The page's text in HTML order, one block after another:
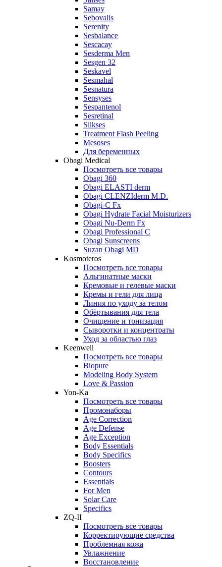
Samay
Sebovalis
Serenity
Sesbalance
Sescacay
Sesderma Men
Sesgen 32
Seskavel
Sesmahal
Sesnatura
Sensyses
Sespantenol
Sesretinal
Silkses
Treatment Flash Peeling
Mesoses
Для беременных
Obagi Medical
Посмотреть все товары
Obagi 360
Obagi ELASTI derm
Obagi CLENZIderm M.D.
Obagi-C Fx
Obagi Hydrate Facial Moisturizers
Obagi Nu-Derm Fx
Obagi Professional C
Obagi Sunscreens
Suzan Obagi MD
Kosmoteros
Посмотреть все товары
Альгинатные маски
Кремовые и гелевые маски
Кремы и гели для лица
Линия по уходу за телом
Обёртывания для тела
Очищение и тонизация
Сыворотки и концентраты
Уход за областью глаз
Keenwell
Посмотреть все товары
Biopure
Modeling Body System
Love & Passion
Yon-Ka
Посмотреть все товары
Промонаборы
Age Correction
Age Defense
Age Exception
Body Essentials
Body Specifics
Boosters
Contours
Essentials
For Men
Solar Care
Specifics
ZQ-II
Посмотреть все товары
Корректирующие средства
Проблемная кожа
Увлажнение
Восстановление